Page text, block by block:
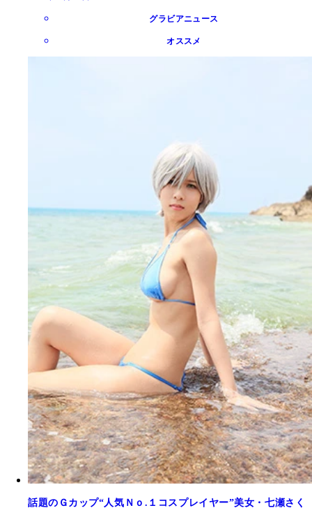
グラビアニュース
オススメ
話題のＧカップ“人気Ｎｏ.１コスプレイヤー”美女・七瀬さく